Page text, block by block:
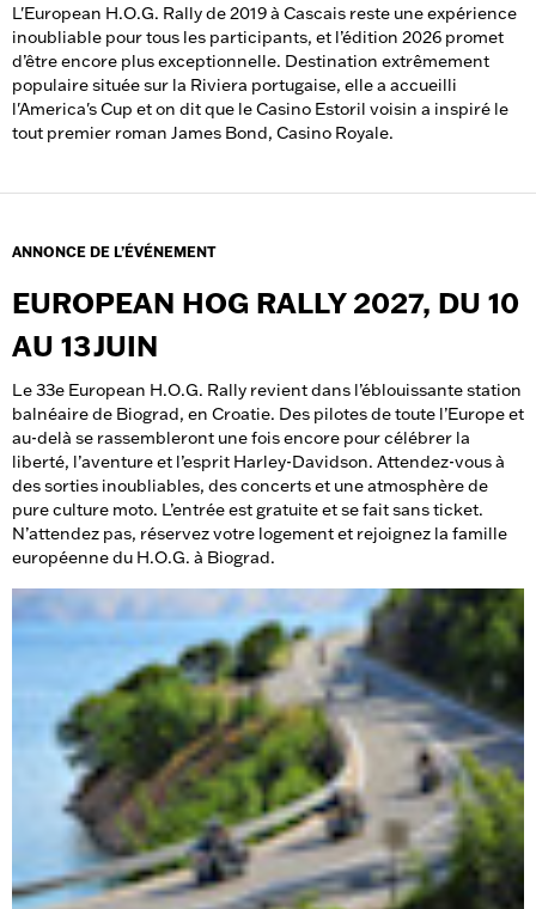
L'European H.O.G. Rally de 2019 à Cascais reste une expérience
inoubliable pour tous les participants, et l’édition 2026 promet
d’être encore plus exceptionnelle. Destination extrêmement
populaire située sur la Riviera portugaise, elle a accueilli
l'America's Cup et on dit que le Casino Estoril voisin a inspiré le
tout premier roman James Bond, Casino Royale.
ANNONCE DE L’ÉVÉNEMENT
EUROPEAN HOG RALLY 2027, DU 10
AU 13 JUIN
Le 33e European H.O.G. Rally revient dans l’éblouissante station
balnéaire de Biograd, en Croatie. Des pilotes de toute l’Europe et
au-delà se rassembleront une fois encore pour célébrer la
liberté, l’aventure et l’esprit Harley-Davidson. Attendez-vous à
des sorties inoubliables, des concerts et une atmosphère de
pure culture moto. L’entrée est gratuite et se fait sans ticket.
N’attendez pas, réservez votre logement et rejoignez la famille
européenne du H.O.G. à Biograd.